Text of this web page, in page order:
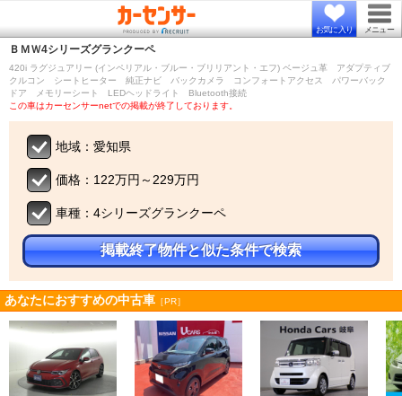
お気に入り メニュー
ＢＭＷ4シリーズグランクーペ
420i ラグジュアリー (インペリアル・ブルー・ブリリアント・エフ) ベージュ革 アダプティブ
クルコン シートヒーター 純正ナビ バックカメラ コンフォートアクセス パワーバック
ドア メモリーシート LEDヘッドライト Bluetooth接続
この車はカーセンサーnetでの掲載が終了しております。
地域：愛知県
価格：122万円～229万円
車種：4シリーズグランクーペ
掲載終了物件と似た条件で検索
あなたにおすすめの中古車 ［PR］